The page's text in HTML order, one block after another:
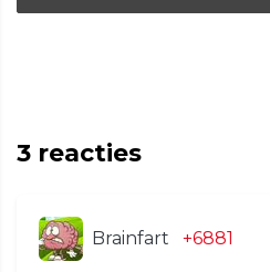
3 reacties
Brainfart +6881